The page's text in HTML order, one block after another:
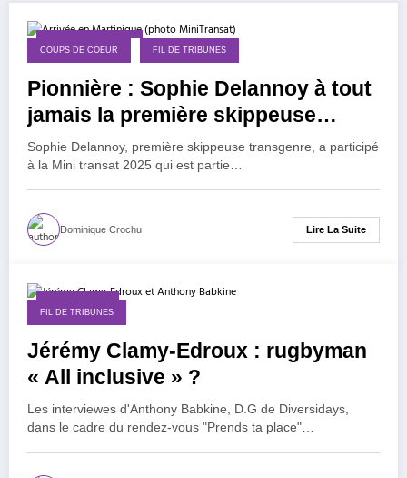
13 novembre 2025
COUPS DE COEUR FIL DE TRIBUNES
Pionnière : Sophie Delannoy à tout
jamais la première skippeuse
transgenre à avoir « fait la mini-
transat » !
Sophie Delannoy, première skippeuse transgenre, a participé
à la Mini transat 2025 qui est partie…
Dominique Crochu Lire La Suite
FIL DE TRIBUNES
Jérémy Clamy-Edroux : rugbyman
« All inclusive » ?
Les interviewes d'Anthony Babkine, D.G de Diversidays,
dans le cadre du rendez-vous "Prends ta place"…